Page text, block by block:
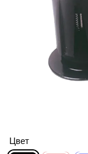
Цвет